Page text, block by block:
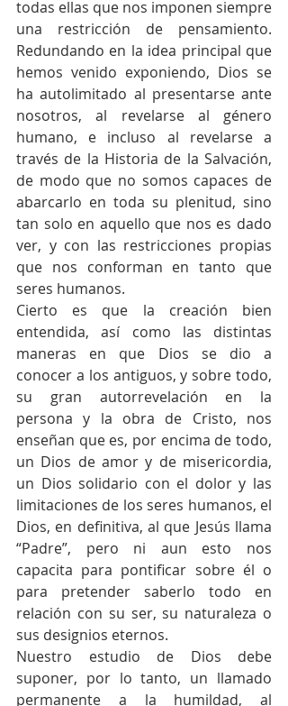
todas ellas que nos imponen siempre
una restricción de pensamiento.
Redundando en la idea principal que
hemos venido exponiendo, Dios se
ha autolimitado al presentarse ante
nosotros, al revelarse al género
humano, e incluso al revelarse a
través de la Historia de la Salvación,
de modo que no somos capaces de
abarcarlo en toda su plenitud, sino
tan solo en aquello que nos es dado
ver, y con las restricciones propias
que nos conforman en tanto que
seres humanos.
Cierto es que la creación bien
entendida, así como las distintas
maneras en que Dios se dio a
conocer a los antiguos, y sobre todo,
su gran autorrevelación en la
persona y la obra de Cristo, nos
enseñan que es, por encima de todo,
un Dios de amor y de misericordia,
un Dios solidario con el dolor y las
limitaciones de los seres humanos, el
Dios, en definitiva, al que Jesús llama
“Padre”, pero ni aun esto nos
capacita para pontificar sobre él o
para pretender saberlo todo en
relación con su ser, su naturaleza o
sus designios eternos.
Nuestro estudio de Dios debe
suponer, por lo tanto, un llamado
permanente a la humildad, al